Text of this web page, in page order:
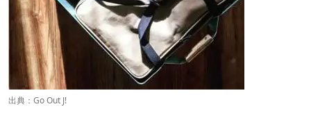
出典： Go Out J!